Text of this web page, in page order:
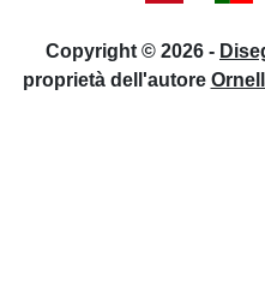
Copyright © 2026 -
proprietà dell'autore